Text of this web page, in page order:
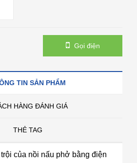
Gọi điện
TIN SẢN PHẨM
HÀNG ĐÁNH GIÁ
THẺ TAG
của nồi nấu phở bằng điện